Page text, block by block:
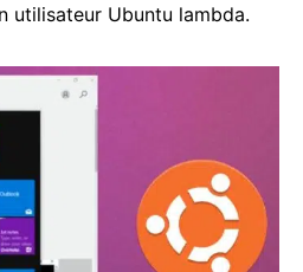
utilisateur Ubuntu lambda.